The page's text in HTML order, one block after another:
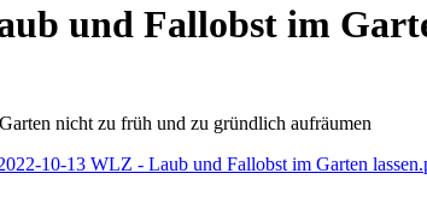
und Fallobst im
nicht zu früh und zu gründlich aufräumen
10-13 WLZ - Laub und Fallobst im Garten